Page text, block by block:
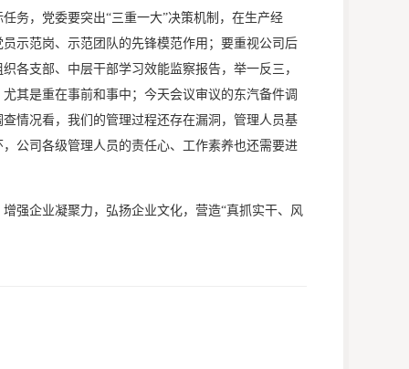
务，党委要突出“三重一大”决策机制，在生产经
示范岗、示范团队的先锋模范作用；要重视公司后
各支部、中层干部学习效能监察报告，举一反三，
其是重在事前和事中；今天会议审议的东汽备件调
情况看，我们的管理过程还存在漏洞，管理人员基
公司各级管理人员的责任心、工作素养也还需要进
强企业凝聚力，弘扬企业文化，营造“真抓实干、风